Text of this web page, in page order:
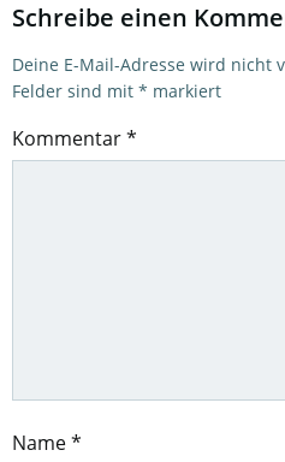
Schreibe einen
Deine E-Mail-Adresse wird nicht
Felder sind mit * markiert
Kommentar*
Name*